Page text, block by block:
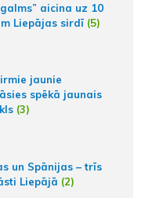
aicina uz 10
Liepājas sirdī (5)
jaunie
spēkā jaunais
(3)
un Spānijas – trīs
Liepājā (2)